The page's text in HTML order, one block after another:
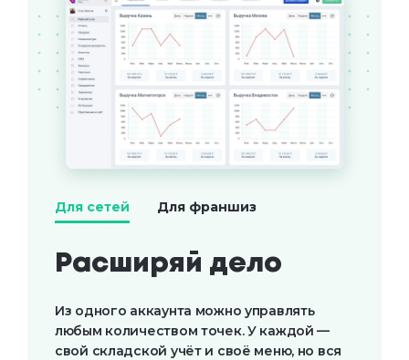
Для сетей Для франшиз
Расширяй дело
Из одного аккаунта можно управлять
любым количеством точек. У каждой —
свой складской учёт и своё меню, но вся